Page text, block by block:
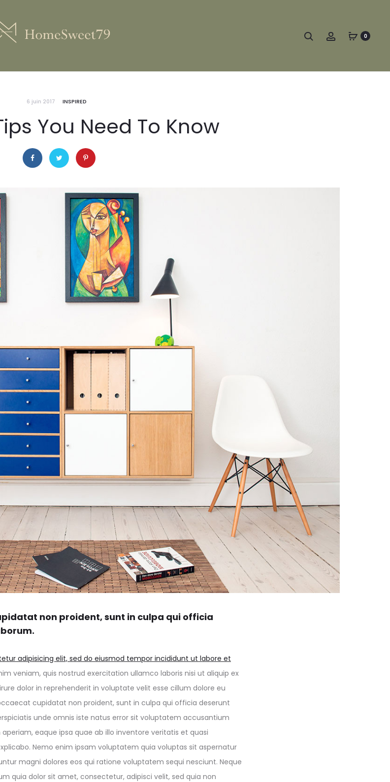
Search Account0
6 juin 2017 INSPIRED
You Need To Know
non proident, sunt in culpa qui officia
adipisicing elit, sed do eiusmod tempor incididunt ut labore et
veniam, quis nostrud exercitation ullamco laboris nisi ut aliquip ex
dolor in reprehenderit in voluptate velit esse cillum dolore eu
cupidatat non proident, sunt in culpa qui officia deserunt
unde omnis iste natus error sit voluptatem accusantium
eaque ipsa quae ab illo inventore veritatis et quasi
Nemo enim ipsam voluptatem quia voluptas sit aspernatur
magni dolores eos qui ratione voluptatem sequi nesciunt. Neque
quia dolor sit amet, consectetur, adipisci velit, sed quia non